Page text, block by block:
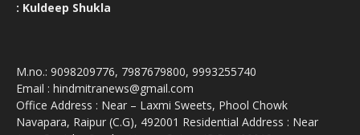
: Kuldeep Shukla
M.no.: 9098209776, 7987679800, 9993255740
Email : hindmitranews@gmail.com
Office Address : Near – Laxmi Sweets, Phool Chowk
Navapara, Raipur (C.G), 492001 Residential Address : Near